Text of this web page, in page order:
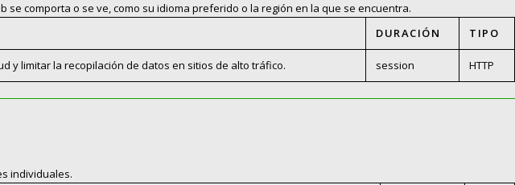
comporta o se ve, como su idioma preferido o la región en la que se encuentra.
DURACIÓN TIPO
y limitar la recopilación de datos en sitios de alto tráfico. session HTTP
individuales.